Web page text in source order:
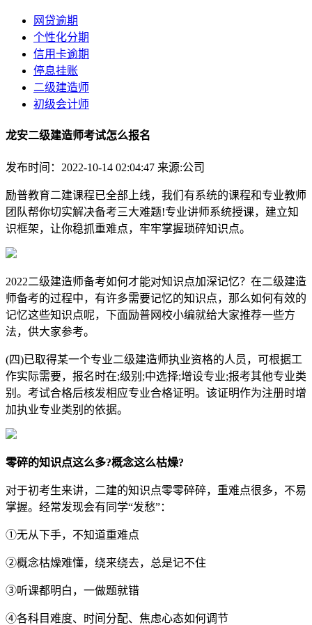
网贷逾期
个性化分期
信用卡逾期
停息挂账
二级建造师
初级会计师
龙安二级建造师考试怎么报名
发布时间：2022-10-14 02:04:47 来源:公司
励普教育二建课程已全部上线，我们有系统的课程和专业教师
团队帮你切实解决备考三大难题!专业讲师系统授课，建立知
识框架，让你稳抓重难点，牢牢掌握琐碎知识点。
2022二级建造师备考如何才能对知识点加深记忆？在二级建造
师备考的过程中，有许多需要记忆的知识点，那么如何有效的
记忆这些知识点呢，下面励普网校小编就给大家推荐一些方
法，供大家参考。
(四)已取得某一个专业二级建造师执业资格的人员，可根据工
作实际需要，报名时在;级别;中选择;增设专业;报考其他专业类
别。考试合格后核发相应专业合格证明。该证明作为注册时增
加执业专业类别的依据。
零碎的知识点这么多?概念这么枯燥?
对于初考生来讲，二建的知识点零零碎碎，重难点很多，不易
掌握。经常发现会有同学“发愁”：
①无从下手，不知道重难点
②概念枯燥难懂，绕来绕去，总是记不住
③听课都明白，一做题就错
④各科目难度、时间分配、焦虑心态如何调节